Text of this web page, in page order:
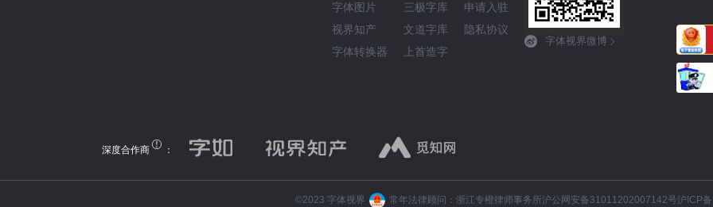
字体图片
视界知产
字体转换器
三极字库
文道字库
上首造字
申请入驻
隐私协议
字体视界微博
深度合作商 ：
©️2023 字体视界 常年法律顾问：浙江专橙律师事务所沪公网安备31011202007142号沪ICP